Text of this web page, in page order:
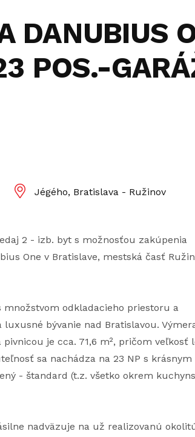
DANUBIUS
POS.-
Jégého, Bratislava - Ružinov
2 - izb. byt s možnosťou zakúpenia
One v Bratislave, mestská časť
množstvom odkladacieho priestoru a
bývanie nad Bratislavou.
je cca. 71,6 m², pričom veľkosť
sa nachádza na 23 NP s krásnym
- štandard (t.z. všetko okrem
nadväzuje na už realizovanú